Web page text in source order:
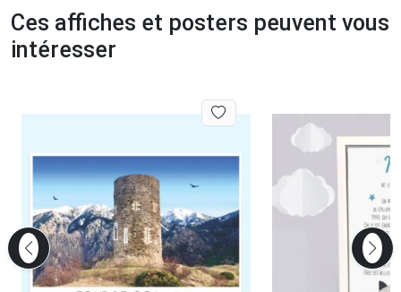
Ces affiches et posters peuvent vous
intéresser